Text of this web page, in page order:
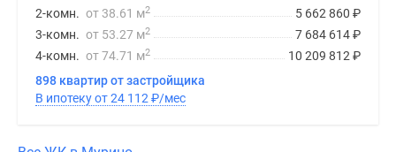
5 662 860 ₽
2-комн. от 38.61 м2
7 684 614₽
3-комн. от 53.27 м2
10 209 812 ₽
4-комн. от 74.71 м2
898 квартир от застройщика
В ипотеку от 24 112 ₽/мес